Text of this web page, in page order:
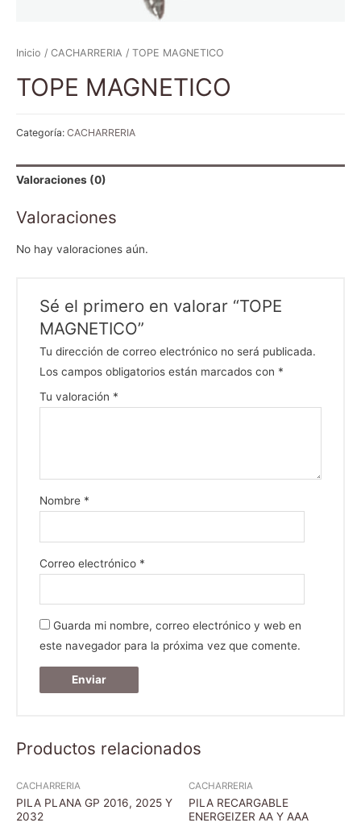
Inicio / CACHARRERIA / TOPE MAGNETICO
TOPE MAGNETICO
Categoría: CACHARRERIA
Valoraciones (0)
Valoraciones
No hay valoraciones aún.
Sé el primero en valorar “TOPE
MAGNETICO”
Tu dirección de correo electrónico no será publicada.
Los campos obligatorios están marcados con *
Tu valoración *
Nombre *
Correo electrónico *
Guarda mi nombre, correo electrónico y web en
este navegador para la próxima vez que comente.
Productos relacionados
CACHARRERIA
PILA PLANA GP 2016, 2025 Y
2032
CACHARRERIA
PILA RECARGABLE
ENERGEIZER AA Y AAA